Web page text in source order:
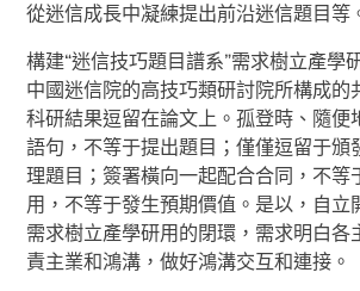
從迷信成長中凝練提出前沿迷信題目等
構建“迷信技巧題目譜系”需求樹立產學
中國迷信院的高技巧類研討院所構成的
科研結果逗留在論文上。孤登時、隨便
語句，不等于提出題目；僅僅逗留于頒
理題目；簽署橫向一起配合合同，不等
用，不等于發生預期價值。是以，自立
需求樹立產學研用的閉環，需求明白各
責主業和鴻溝，做好鴻溝交互和連接。